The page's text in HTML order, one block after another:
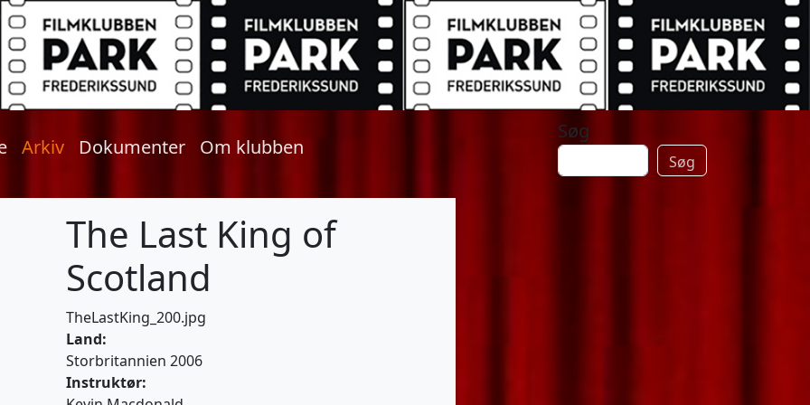
Arkiv Dokumenter Om klubben
Søg
Søg
The Last King of
Scotland
TheLastKing_200.jpg
Land:
Storbritannien 2006
Instruktør: